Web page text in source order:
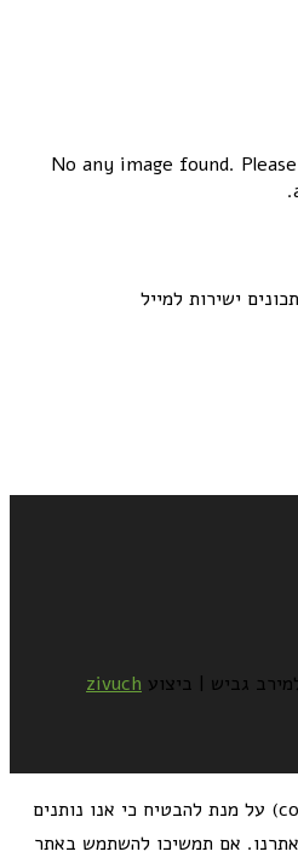
No any image found.
ישירות למייל
zivuch
אנו משתמשים בעוגיות (cookies) על מנת להבטיח כי אנו נותנים
אם תמשיכו להשתמש באתר